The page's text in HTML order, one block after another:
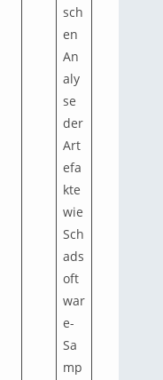
sch
en
An
aly
se
der
Art
efa
kte
wie
Sch
ads
oft
war
e-
Sa
mp